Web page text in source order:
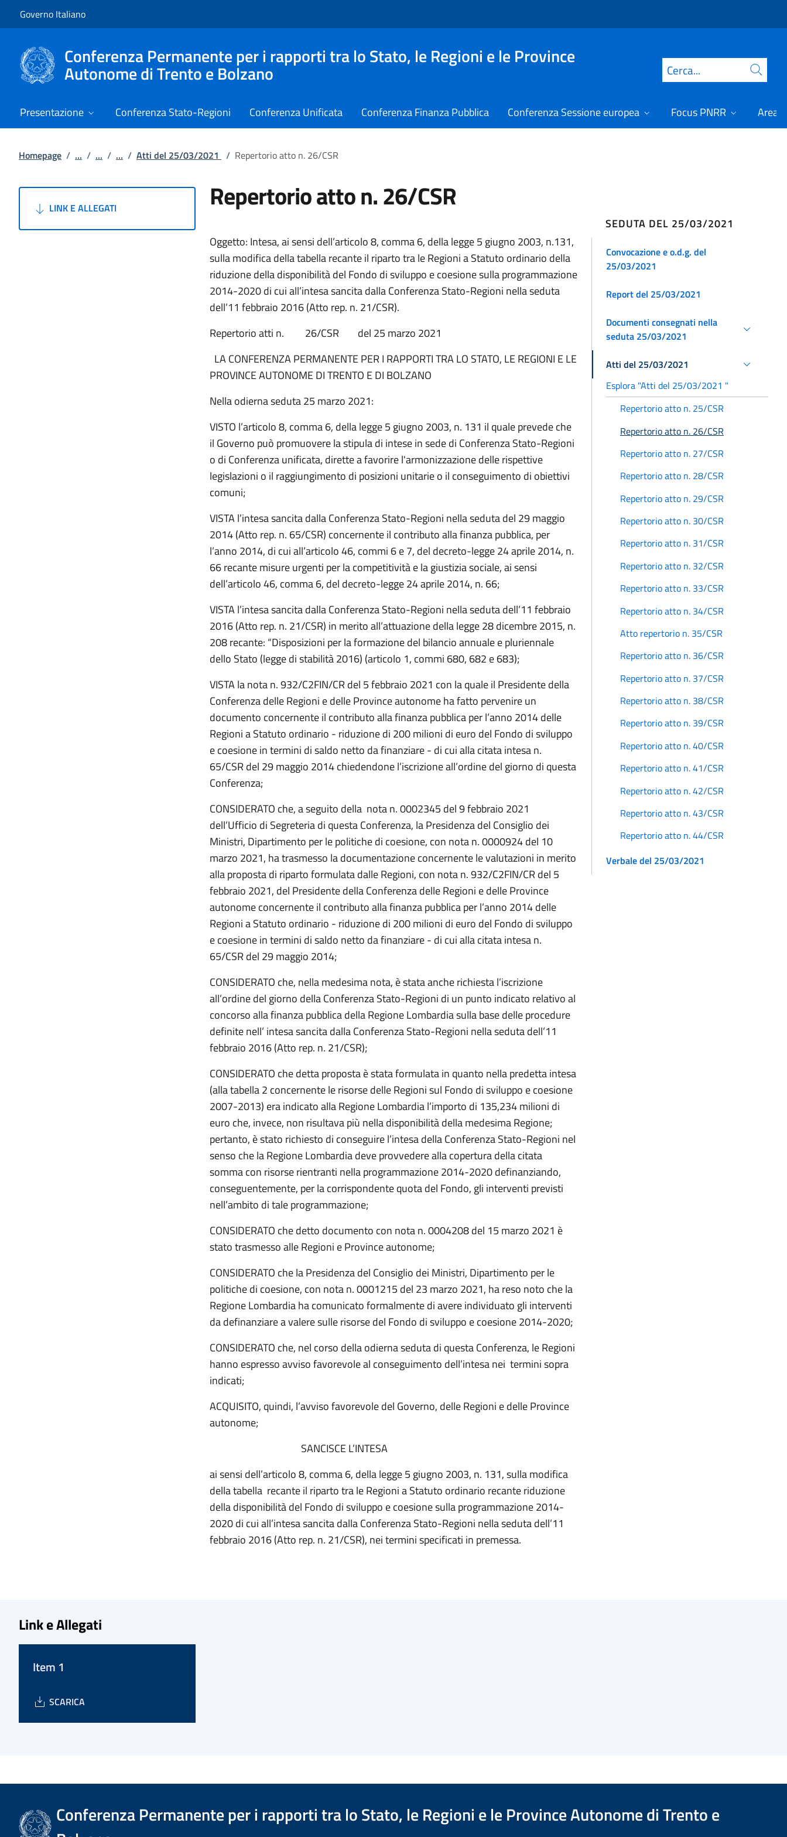
Governo Italiano
Conferenza Permanente per i rapporti tra lo Stato, le Regioni e le Province
Autonome di Trento e Bolzano Cerca
Presentazione Conferenza Stato-Regioni Conferenza Unificata Conferenza Finanza Pubblica Conferenza Sessione europea Focus PNRR Area
Homepage / ... / ... / ... / Atti del 25/03/2021 / Repertorio atto n. 26/CSR
LINK E ALLEGATI Repertorio atto n. 26/CSR
Oggetto: Intesa, ai sensi dell’articolo 8, comma 6, della legge 5 giugno 2003, n.131,
sulla modifica della tabella recante il riparto tra le Regioni a Statuto ordinario della
riduzione della disponibilità del Fondo di sviluppo e coesione sulla programmazione
2014-2020 di cui all’intesa sancita dalla Conferenza Stato-Regioni nella seduta
dell’11 febbraio 2016 (Atto rep. n. 21/CSR).
Repertorio atti n. 26/CSR del 25 marzo 2021
LA CONFERENZA PERMANENTE PER I RAPPORTI TRA LO STATO, LE REGIONI E LE
PROVINCE AUTONOME DI TRENTO E DI BOLZANO
Nella odierna seduta 25 marzo 2021:
VISTO l’articolo 8, comma 6, della legge 5 giugno 2003, n. 131 il quale prevede che
il Governo può promuovere la stipula di intese in sede di Conferenza Stato-Regioni
o di Conferenza unificata, dirette a favorire l'armonizzazione delle rispettive
legislazioni o il raggiungimento di posizioni unitarie o il conseguimento di obiettivi
comuni;
VISTA l’intesa sancita dalla Conferenza Stato-Regioni nella seduta del 29 maggio
2014 (Atto rep. n. 65/CSR) concernente il contributo alla finanza pubblica, per
l’anno 2014, di cui all’articolo 46, commi 6 e 7, del decreto-legge 24 aprile 2014, n.
66 recante misure urgenti per la competitività e la giustizia sociale, ai sensi
dell’articolo 46, comma 6, del decreto-legge 24 aprile 2014, n. 66;
VISTA l’intesa sancita dalla Conferenza Stato-Regioni nella seduta dell’11 febbraio
2016 (Atto rep. n. 21/CSR) in merito all’attuazione della legge 28 dicembre 2015, n.
208 recante: “Disposizioni per la formazione del bilancio annuale e pluriennale
dello Stato (legge di stabilità 2016) (articolo 1, commi 680, 682 e 683);
VISTA la nota n. 932/C2FIN/CR del 5 febbraio 2021 con la quale il Presidente della
Conferenza delle Regioni e delle Province autonome ha fatto pervenire un
documento concernente il contributo alla finanza pubblica per l’anno 2014 delle
Regioni a Statuto ordinario - riduzione di 200 milioni di euro del Fondo di sviluppo
e coesione in termini di saldo netto da finanziare - di cui alla citata intesa n.
65/CSR del 29 maggio 2014 chiedendone l’iscrizione all’ordine del giorno di questa
Conferenza;
CONSIDERATO che, a seguito della nota n. 0002345 del 9 febbraio 2021
dell’Ufficio di Segreteria di questa Conferenza, la Presidenza del Consiglio dei
Ministri, Dipartimento per le politiche di coesione, con nota n. 0000924 del 10
marzo 2021, ha trasmesso la documentazione concernente le valutazioni in merito
alla proposta di riparto formulata dalle Regioni, con nota n. 932/C2FIN/CR del 5
febbraio 2021, del Presidente della Conferenza delle Regioni e delle Province
autonome concernente il contributo alla finanza pubblica per l’anno 2014 delle
Regioni a Statuto ordinario - riduzione di 200 milioni di euro del Fondo di sviluppo
e coesione in termini di saldo netto da finanziare - di cui alla citata intesa n.
65/CSR del 29 maggio 2014;
CONSIDERATO che, nella medesima nota, è stata anche richiesta l’iscrizione
all’ordine del giorno della Conferenza Stato-Regioni di un punto indicato relativo al
concorso alla finanza pubblica della Regione Lombardia sulla base delle procedure
definite nell’ intesa sancita dalla Conferenza Stato-Regioni nella seduta dell’11
febbraio 2016 (Atto rep. n. 21/CSR);
CONSIDERATO che detta proposta è stata formulata in quanto nella predetta intesa
(alla tabella 2 concernente le risorse delle Regioni sul Fondo di sviluppo e coesione
2007-2013) era indicato alla Regione Lombardia l’importo di 135,234 milioni di
euro che, invece, non risultava più nella disponibilità della medesima Regione;
pertanto, è stato richiesto di conseguire l’intesa della Conferenza Stato-Regioni nel
senso che la Regione Lombardia deve provvedere alla copertura della citata
somma con risorse rientranti nella programmazione 2014-2020 definanziando,
conseguentemente, per la corrispondente quota del Fondo, gli interventi previsti
nell’ambito di tale programmazione;
CONSIDERATO che detto documento con nota n. 0004208 del 15 marzo 2021 è
stato trasmesso alle Regioni e Province autonome;
CONSIDERATO che la Presidenza del Consiglio dei Ministri, Dipartimento per le
politiche di coesione, con nota n. 0001215 del 23 marzo 2021, ha reso noto che la
Regione Lombardia ha comunicato formalmente di avere individuato gli interventi
da definanziare a valere sulle risorse del Fondo di sviluppo e coesione 2014-2020;
CONSIDERATO che, nel corso della odierna seduta di questa Conferenza, le Regioni
hanno espresso avviso favorevole al conseguimento dell’intesa nei termini sopra
indicati;
ACQUISITO, quindi, l’avviso favorevole del Governo, delle Regioni e delle Province
autonome;
SANCISCE L’INTESA
ai sensi dell’articolo 8, comma 6, della legge 5 giugno 2003, n. 131, sulla modifica
della tabella recante il riparto tra le Regioni a Statuto ordinario recante riduzione
della disponibilità del Fondo di sviluppo e coesione sulla programmazione 2014-
2020 di cui all’intesa sancita dalla Conferenza Stato-Regioni nella seduta dell’11
febbraio 2016 (Atto rep. n. 21/CSR), nei termini specificati in premessa.
SEDUTA DEL 25/03/2021
Convocazione e o.d.g. del
25/03/2021
Report del 25/03/2021
Documenti consegnati nella
seduta 25/03/2021
Atti del 25/03/2021
Esplora "Atti del 25/03/2021 "
Repertorio atto n. 25/CSR
Repertorio atto n. 26/CSR
Repertorio atto n. 27/CSR
Repertorio atto n. 28/CSR
Repertorio atto n. 29/CSR
Repertorio atto n. 30/CSR
Repertorio atto n. 31/CSR
Repertorio atto n. 32/CSR
Repertorio atto n. 33/CSR
Repertorio atto n. 34/CSR
Atto repertorio n. 35/CSR
Repertorio atto n. 36/CSR
Repertorio atto n. 37/CSR
Repertorio atto n. 38/CSR
Repertorio atto n. 39/CSR
Repertorio atto n. 40/CSR
Repertorio atto n. 41/CSR
Repertorio atto n. 42/CSR
Repertorio atto n. 43/CSR
Repertorio atto n. 44/CSR
Verbale del 25/03/2021
Link e Allegati
Item 1
SCARICA
Conferenza Permanente per i rapporti tra lo Stato, le Regioni e le Province Autonome di Trento e